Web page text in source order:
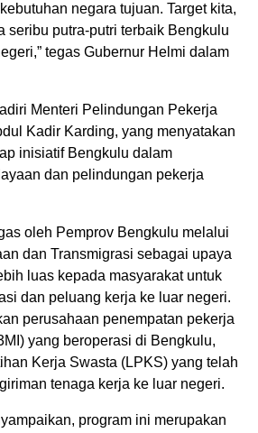
negara tujuan. Target kita,
seribu putra-putri terbaik Bengkulu
tegas Gubernur Helmi dalam
Menteri Pelindungan Pekerja
Kadir Karding, yang menyatakan
inisiatif Bengkulu dalam
dan pelindungan pekerja
oleh Pemprov Bengkulu melalui
dan Transmigrasi sebagai upaya
luas kepada masyarakat untuk
dan peluang kerja ke luar negeri.
perusahaan penempatan pekerja
yang beroperasi di Bengkulu,
Kerja Swasta (LPKS) yang telah
tenaga kerja ke luar negeri.
program ini merupakan